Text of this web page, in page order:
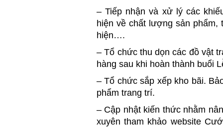
– Tiếp nhận và xử lý các
hiện về chất lượng sản phẩm,
hiện….
– Tổ chức thu dọn các đồ vật
hàng sau khi hoàn thành buổi
– Tổ chức sắp xếp kho bãi.
phẩm trang trí.
– Cập nhật kiến thức nhằm
xuyên tham khảo website